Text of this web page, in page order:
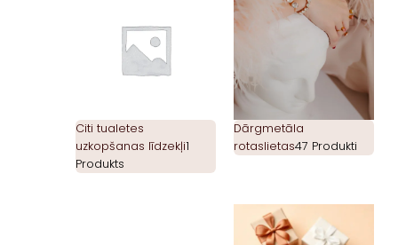
Citi tualetes
uzkopšanas līdzekļi1
Produkts
Dārgmetāla
rotaslietas47 Produkti